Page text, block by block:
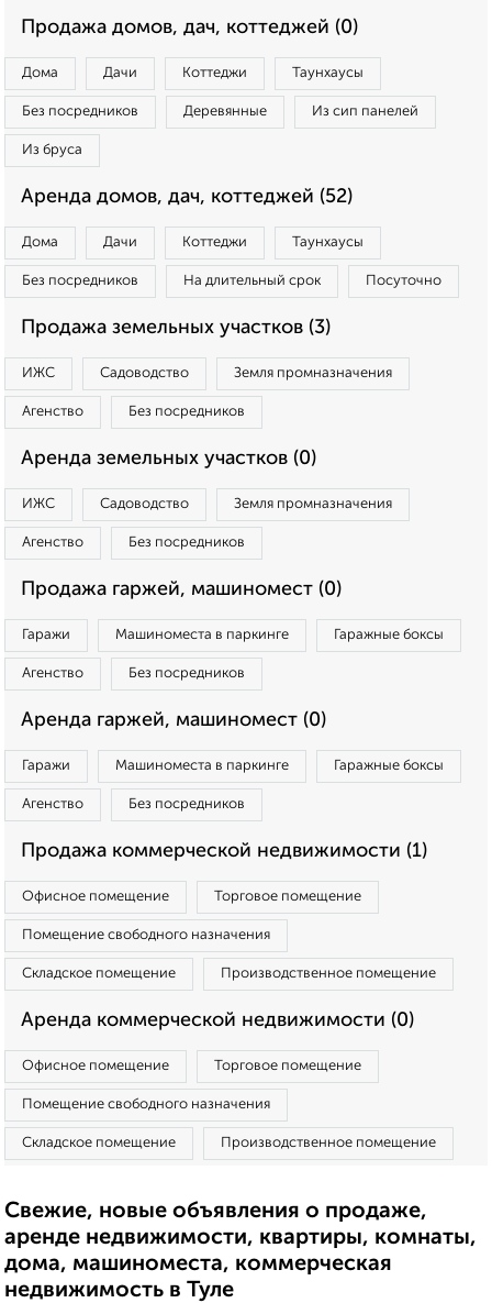
Продажа домов, дач, коттеджей (0)
Дома Дачи Коттеджи Таунхаусы
Без посредников Деревянные Из сип панелей
Из бруса
Аренда домов, дач, коттеджей (52)
Дома Дачи Коттеджи Таунхаусы
Без посредников На длительный срок Посуточно
Продажа земельных участков (3)
ИЖС Садоводство Земля промназначения
Агенство Без посредников
Аренда земельных участков (0)
ИЖС Садоводство Земля промназначения
Агенство Без посредников
Продажа гаржей, машиномест (0)
Гаражи Машиноместа в паркинге Гаражные боксы
Агенство Без посредников
Аренда гаржей, машиномест (0)
Гаражи Машиноместа в паркинге Гаражные боксы
Агенство Без посредников
Продажа коммерческой недвижимости (1)
Офисное помещение Торговое помещение
Помещение свободного назначения
Складское помещение Производственное помещение
Аренда коммерческой недвижимости (0)
Офисное помещение Торговое помещение
Помещение свободного назначения
Складское помещение Производственное помещение
Свежие, новые объявления о продаже,
аренде недвижимости, квартиры, комнаты,
дома, машиноместа, коммерческая
недвижимость в Туле